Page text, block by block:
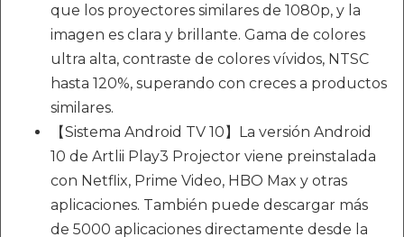
que los proyectores similares de 1080p, y la
imagen es clara y brillante. Gama de colores
ultra alta, contraste de colores vívidos, NTSC
hasta 120%, superando con creces a productos
similares.
【Sistema Android TV 10】La versión Android
10 de Artlii Play3 Projector viene preinstalada
con Netflix, Prime Video, HBO Max y otras
aplicaciones. También puede descargar más
de 5000 aplicaciones directamente desde la